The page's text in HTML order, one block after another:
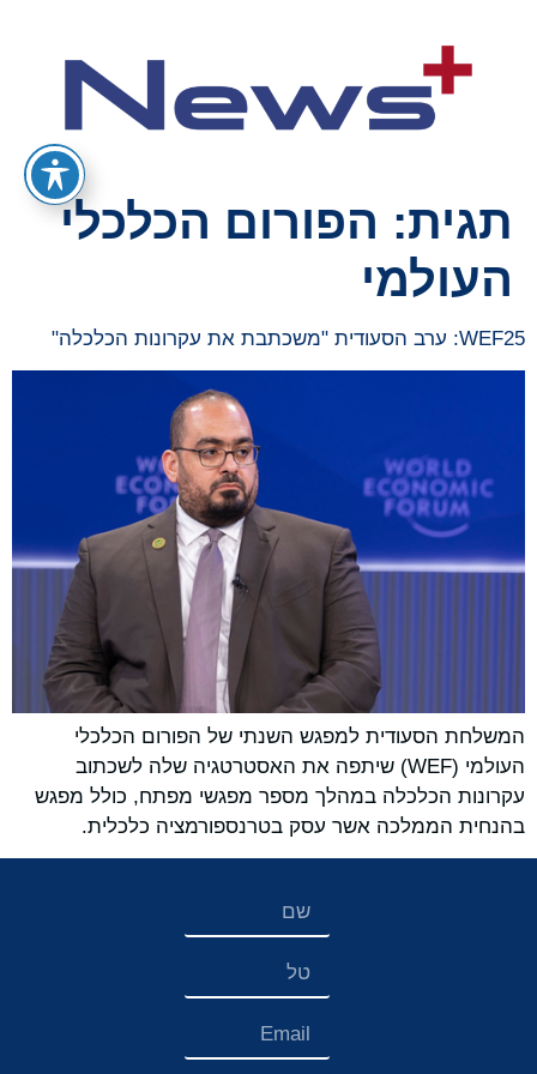
תגית: הפורום הכלכלי
העולמי
WEF25: ערב הסעודית "משכתבת את עקרונות הכלכלה"
המשלחת הסעודית למפגש השנתי של הפורום הכלכלי
העולמי (WEF) שיתפה את האסטרטגיה שלה לשכתוב
עקרונות הכלכלה במהלך מספר מפגשי מפתח, כולל מפגש
בהנחית הממלכה אשר עסק בטרנספורמציה כלכלית.